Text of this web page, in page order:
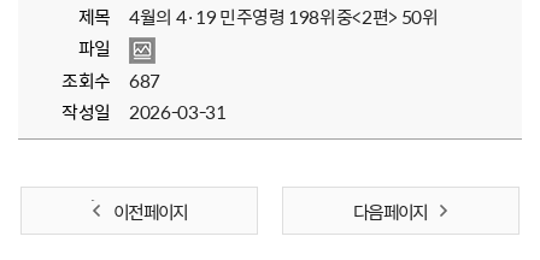
제목
4월의 4·19 민주영령 198위중<2편> 50위
파일
조회수
687
작성일
2026-03-31
이전 페이지 다음 페이지